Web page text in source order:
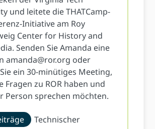
und leitete die THATCamp-
Initiative am Roy
Center for History and
Senden Sie Amanda eine
amanda@ror.org oder
ein 30-minütiges Meeting,
Fragen zu ROR haben und
Person sprechen möchten.
Technischer